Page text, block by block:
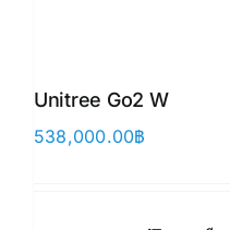
Unitree Go2 W
538,000.00฿